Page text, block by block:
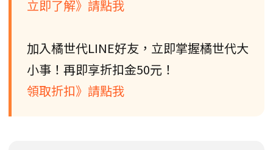
立即了解》請點我
加入橘世代LINE好友，立即掌握橘世代大
小事！再即享折扣金50元！
領取折扣》請點我